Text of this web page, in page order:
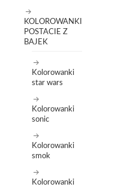
KOLOROWANKI
POSTACIE Z
BAJEK
Kolorowanki
star wars
Kolorowanki
sonic
Kolorowanki
smok
Kolorowanki